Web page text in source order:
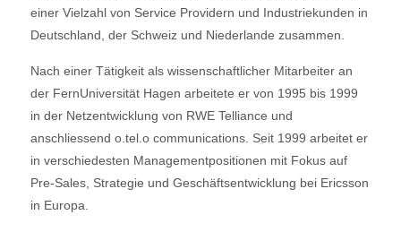
einer Vielzahl von Service Providern und Industriekunden in
Deutschland, der Schweiz und Niederlande zusammen.
Nach einer Tätigkeit als wissenschaftlicher Mitarbeiter an
der FernUniversität Hagen arbeitete er von 1995 bis 1999
in der Netzentwicklung von RWE Telliance und
anschliessend o.tel.o communications. Seit 1999 arbeitet er
in verschiedesten Managementpositionen mit Fokus auf
Pre-Sales, Strategie und Geschäftsentwicklung bei Ericsson
in Europa.